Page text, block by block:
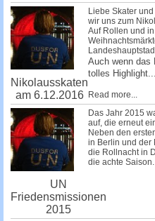
Nikolausskaten
am 6.12.2016
Liebe Skater
wir uns zum
Auf Rollen und
Auch wenn das
tolles Highlight...
Read more...
UN
Friedensmissionen
2015
Das Jahr 2015
auf, die erneut
Neben den
in Berlin und der
die Rollnacht in
die achte